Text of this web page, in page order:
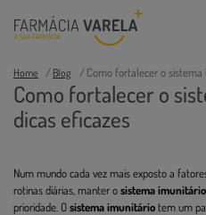
Home Blog Como fortalecer o
Como fortalecer o
dicas eficazes
Num mundo cada vez mais exposto a
rotinas diárias, manter osistema
prioridade. Osistema imunitáriotem um